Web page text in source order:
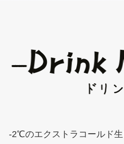
‐2℃のエクストラコールド